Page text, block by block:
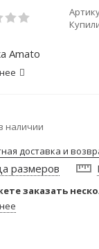
Amato
наличии
доставка и
размеров
заказать